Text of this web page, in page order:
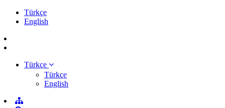
Türkçe
English
Türkçe
Türkçe
English